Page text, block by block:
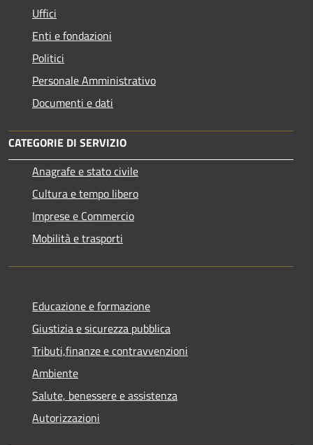
Uffici
Enti e fondazioni
Politici
Personale Amministrativo
Documenti e dati
CATEGORIE DI SERVIZIO
Anagrafe e stato civile
Cultura e tempo libero
Imprese e Commercio
Mobilità e trasporti
Educazione e formazione
Giustizia e sicurezza pubblica
Tributi,finanze e contravvenzioni
Ambiente
Salute, benessere e assistenza
Autorizzazioni